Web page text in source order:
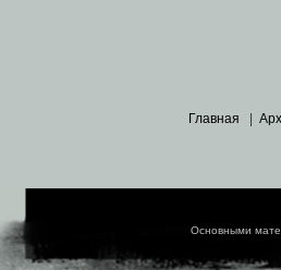
Главная
Основными